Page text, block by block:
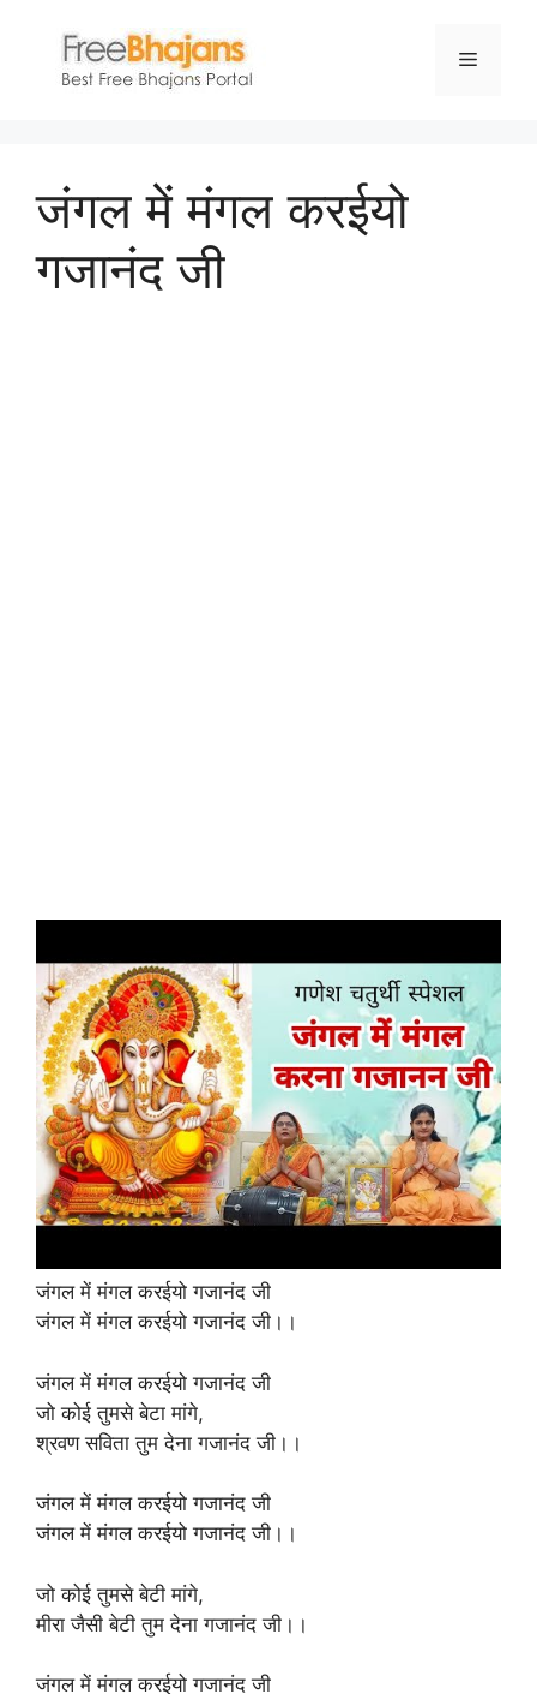
content
Menu
जंगल में मंगल करईयो
गजानंद जी
जंगल में मंगल करईयो गजानंद जी
जंगल में मंगल करईयो गजानंद जी।।
जंगल में मंगल करईयो गजानंद जी
जो कोई तुमसे बेटा मांगे,
श्रवण सविता तुम देना गजानंद जी।।
जंगल में मंगल करईयो गजानंद जी
जंगल में मंगल करईयो गजानंद जी।।
जो कोई तुमसे बेटी मांगे,
मीरा जैसी बेटी तुम देना गजानंद जी।।
जंगल में मंगल करईयो गजानंद जी